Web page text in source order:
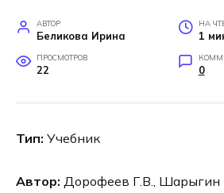
АВТОР
Беликова Ирина
НА
1
ПРОСМОТРОВ
22 0
Тип: Учебник
Автор: Дорофеев Г.В., Шарыгин